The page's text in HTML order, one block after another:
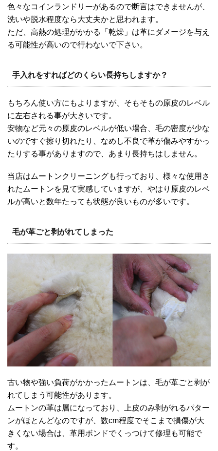
色々なコインランドリーがあるので断言はできませんが、
洗いや脱水程度なら大丈夫かと思われます。
ただ、高熱の処理がかかる「乾燥」は革にダメージを与え
る可能性が高いので行わないで下さい。
手入れをすればどのくらい長持ちしますか？
もちろん使い方にもよりますが、そもそもの原皮のレベル
に左右される事が大きいです。
安物など元々の原皮のレベルが低い場合、毛の密度が少な
いのですぐ擦り切れたり、なめし不良で革が傷みやすかっ
たりする事がありますので、あまり長持ちはしません。
当店はムートンクリーニングも行っており、様々な使用さ
れたムートンを見て実感していますが、やはり原皮のレベ
ルが高いと数年たっても状態が良いものが多いです。
毛が革ごと剥がれてしまった
古い物や強い負荷がかかったムートンは、毛が革ごと剥が
れてしまう可能性があります。
ムートンの革は層になっており、上皮のみ剥がれるパター
ンがほとんどなのですが、数cm程度でそこまで損傷が大
きくない場合は、革用ボンドでくっつけて修理も可能で
す。